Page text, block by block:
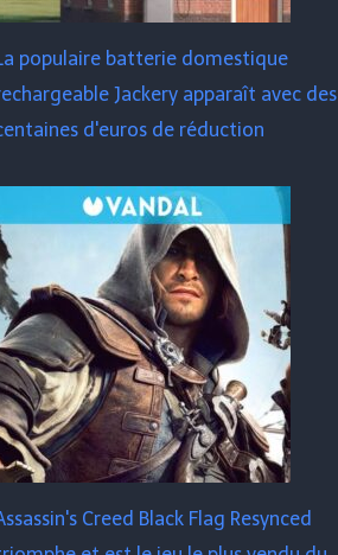
populaire batterie domestique
Jackery apparaît avec des
d'euros de réduction
Creed Black Flag Resynced